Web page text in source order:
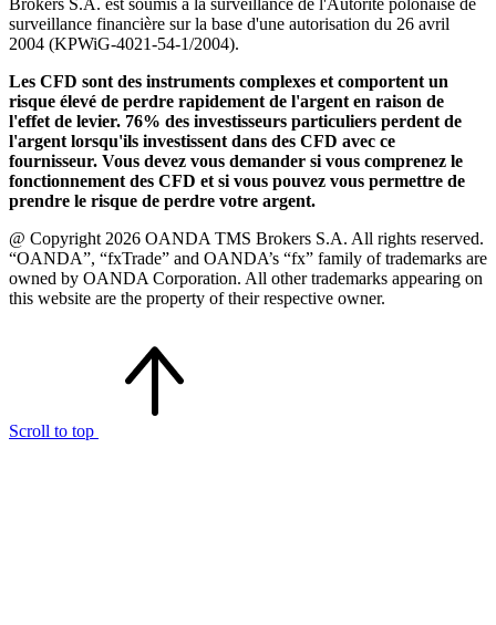
surveillance financière sur la base d'une autorisation du 26 avril
2004 (KPWiG-4021-54-1/2004).
Les CFD sont des instruments complexes et comportent un
risque élevé de perdre rapidement de l'argent en raison de
l'effet de levier. 76% des investisseurs particuliers perdent de
l'argent lorsqu'ils investissent dans des CFD avec ce
fournisseur. Vous devez vous demander si vous comprenez le
fonctionnement des CFD et si vous pouvez vous permettre de
prendre le risque de perdre votre argent.
@ Copyright 2026 OANDA TMS Brokers S.A. All rights reserved.
“OANDA”, “fxTrade” and OANDA’s “fx” family of trademarks are
owned by OANDA Corporation. All other trademarks appearing on
this website are the property of their respective owner.
Scroll to top